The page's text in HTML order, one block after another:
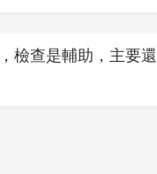
檢查是輔助，主要還